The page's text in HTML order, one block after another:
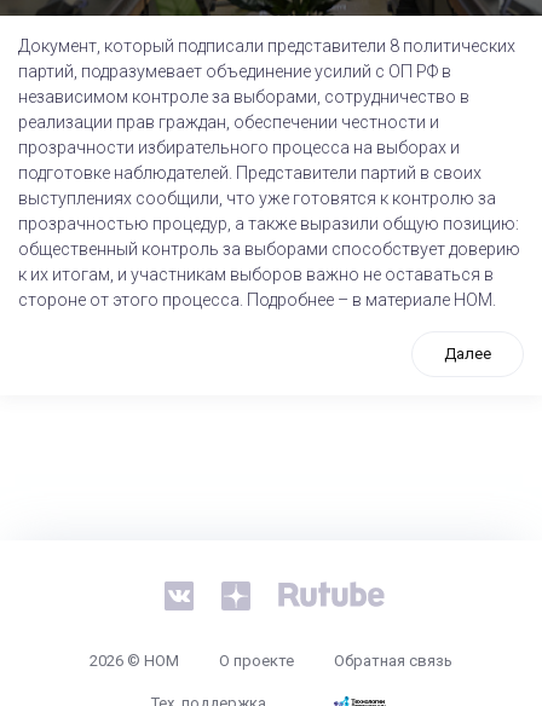
Документ, который подписали представители 8 политических
партий, подразумевает объединение усилий с ОП РФ в
независимом контроле за выборами, сотрудничество в
реализации прав граждан, обеспечении честности и
прозрачности избирательного процесса на выборах и
подготовке наблюдателей. Представители партий в своих
выступлениях сообщили, что уже готовятся к контролю за
прозрачностью процедур, а также выразили общую позицию:
общественный контроль за выборами способствует доверию
к их итогам, и участникам выборов важно не оставаться в
стороне от этого процесса. Подробнее – в материале НОМ.
Далее
2026 © НОМ О проекте Обратная связь